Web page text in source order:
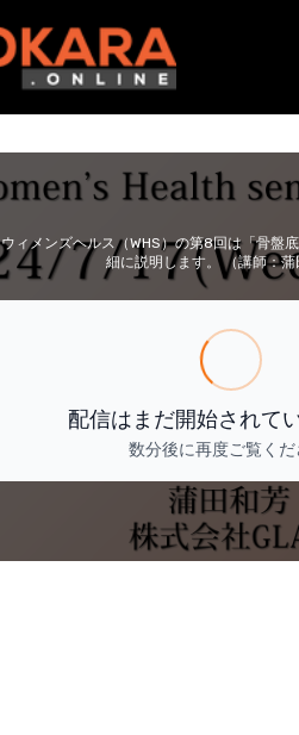
ウィメンズヘルス（WHS）の第8回は「骨盤
細に説明します。 （講師：蒲
配信はまだ開始されて
数分後に再度ご覧く